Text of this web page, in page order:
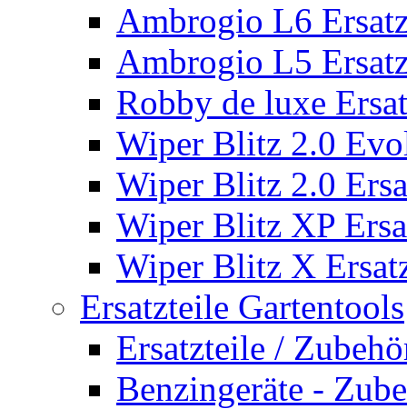
Ambrogio L6
Ambrogio L5
Robby de luxe
Wiper Blitz 2.0
Wiper Blitz 2.0
Wiper Blitz XP
Wiper Blitz X
Ersatzteile Gartentools
Ersatzteile /
Benzingeräte -